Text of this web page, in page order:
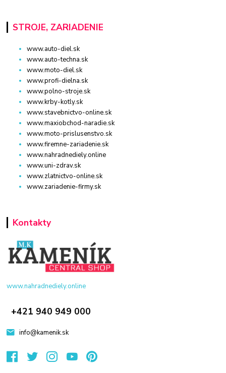
STROJE, ZARIADENIE
www.auto-diel.sk
www.auto-techna.sk
www.moto-diel.sk
www.profi-dielna.sk
www.polno-stroje.sk
www.krby-kotly.sk
www.stavebnictvo-online.sk
www.maxiobchod-naradie.sk
www.moto-prislusenstvo.sk
www.firemne-zariadenie.sk
www.nahradnediely.online
www.uni-zdrav.sk
www.zlatnictvo-online.sk
www.zariadenie-firmy.sk
Kontakty
www.nahradnediely.online
+421 940 949 000
info@kamenik.sk